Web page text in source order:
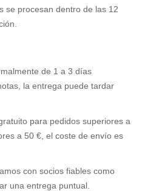
se procesan dentro de las 12
de 1 a 3 días
la entrega puede tardar
para pedidos superiores a
a 50 €, el coste de envío es
con socios fiables como
una entrega puntual.